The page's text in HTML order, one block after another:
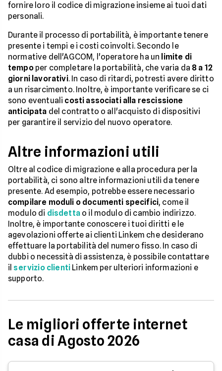
fornire loro il codice di migrazione insieme ai tuoi dati
personali.
Durante il processo di portabilità, è importante tenere
presente i tempi e i costi coinvolti. Secondo le
normative dell'AGCOM, l'operatore ha un limite di
tempoper completare la portabilità, che varia da 8 a 12
giorni lavorativi. In caso di ritardi, potresti avere diritto
a un risarcimento. Inoltre, è importante verificare se ci
sono eventuali costi associati alla rescissione
anticipata del contratto o all'acquisto di dispositivi
per garantire il servizio del nuovo operatore.
Altre informazioni utili
Oltre al codice di migrazione e alla procedura per la
portabilità, ci sono altre informazioni utili da tenere
presente. Ad esempio, potrebbe essere necessario
compilare moduli o documenti specifici, come il
modulo di disdettao il modulo di cambio indirizzo.
Inoltre, è importante conoscere i tuoi diritti e le
agevolazioni offerte ai clienti Linkem che desiderano
effettuare la portabilità del numero fisso. In caso di
dubbi o necessità di assistenza, è possibile contattare
il servizio clienti Linkem per ulteriori informazioni e
supporto.
Le migliori offerte internet
casa di Agosto 2026